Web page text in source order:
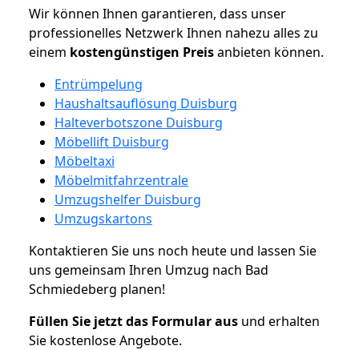
Wir können Ihnen garantieren, dass unser
professionelles Netzwerk Ihnen nahezu alles zu
einem kostengünstigen Preisanbieten können.
Entrümpelung
Haushaltsauflösung Duisburg
Halteverbotszone Duisburg
Möbellift Duisburg
Möbeltaxi
Möbelmitfahrzentrale
Umzugshelfer Duisburg
Umzugskartons
Kontaktieren Sie uns noch heute und lassen Sie
uns gemeinsam Ihren Umzug nach Bad
Schmiedeberg planen!
Füllen Sie jetzt das Formular aus und erhalten
Sie kostenlose Angebote.